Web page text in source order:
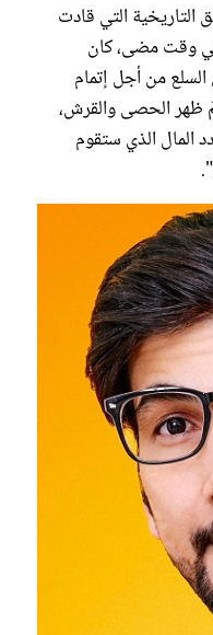
التي قادت
وقت مضى، كان
من أجل إتمام
ظهر الحصى والقرش،
المال الذي ستقوم